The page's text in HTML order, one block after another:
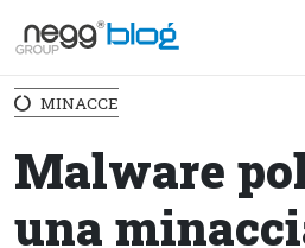
MINACCE
Malware
una